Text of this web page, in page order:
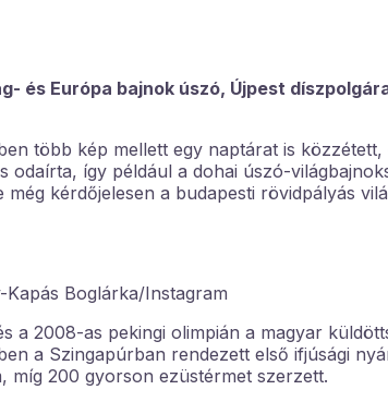
és Európa bajnok úszó, Újpest
több kép mellett egy naptárat is közzétett,
odaírta, így például a dohai úszó-
kérdőjelesen a budapesti rövidpályás
Kapás Boglárka/Instagram
a 2008-as pekingi olimpián a magyar
a Szingapúrban rendezett első ifjúsági
míg 200 gyorson ezüstérmet szerzett.